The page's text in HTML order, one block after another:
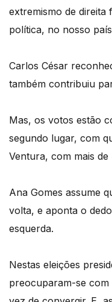
extremismo de
política, no nosso
Carlos César
também contribuiu
Mas, os votos estão
segundo lugar, com
Ventura, com mais
Ana Gomes assume
volta, e aponta o
esquerda.
Nestas eleições
preocuparam-se com